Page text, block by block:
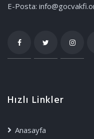
E-Posta:
Hızlı Linkler
Anasayfa